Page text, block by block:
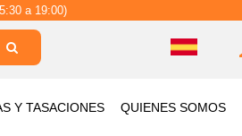
a 19:00)
Y TASACIONES QUIENES SOMOS